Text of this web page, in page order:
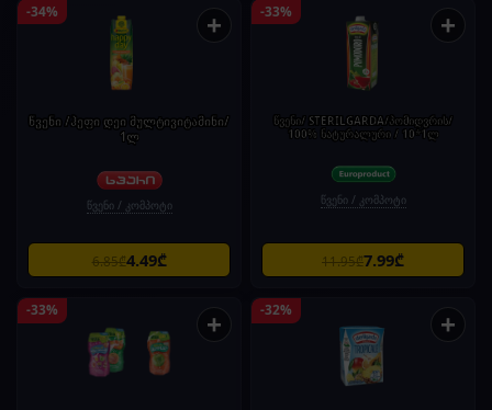
-34% +
წვენი /ჰეფი დეი მულტივიტამინი/
1ლ
წვენი / კომპოტი
6.85₾4.49₾
-33% +
წვენი/ STERILGARDA/პომიდვრის/
100% ნატურალური / 10*1ლ
წვენი / კომპოტი
11.95₾7.99₾
-33% + -32% +